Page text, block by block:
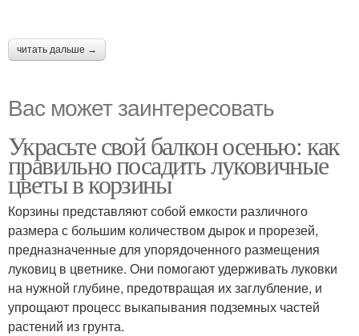
читать дальше →
Вас может заинтересовать
Украсьте свой балкон осенью: как
правильно посадить луковичные
цветы в корзины
Корзины представляют собой емкости различного
размера с большим количеством дырок и прорезей,
предназначенные для упорядоченного размещения
луковиц в цветнике. Они помогают удерживать луковки
на нужной глубине, предотвращая их заглубление, и
упрощают процесс выкапывания подземных частей
растений из грунта.